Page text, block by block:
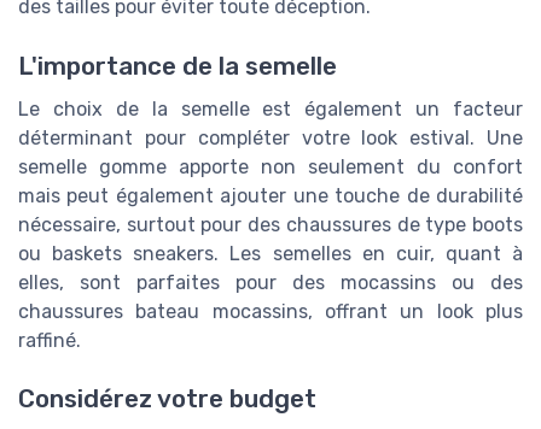
des tailles pour éviter toute déception.
L'importance de la semelle
Le choix de la semelle est également un facteur
déterminant pour compléter votre look estival. Une
semelle gomme apporte non seulement du confort
mais peut également ajouter une touche de durabilité
nécessaire, surtout pour des chaussures de type boots
ou baskets sneakers. Les semelles en cuir, quant à
elles, sont parfaites pour des mocassins ou des
chaussures bateau mocassins, offrant un look plus
raffiné.
Considérez votre budget